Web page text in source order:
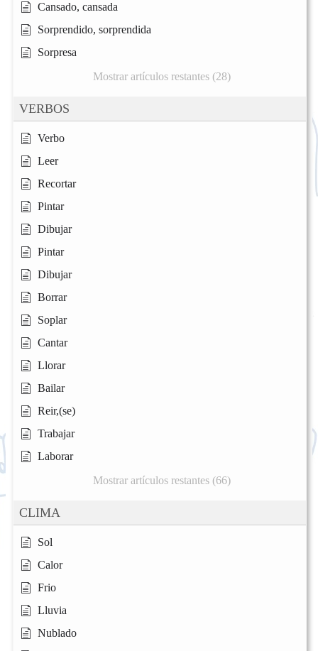
Cansado, cansada
Sorprendido, sorprendida
Sorpresa
Mostrar artículos restantes (28)
VERBOS
Verbo
Leer
Recortar
Pintar
Dibujar
Pintar
Dibujar
Borrar
Soplar
Cantar
Llorar
Bailar
Reir,(se)
Trabajar
Laborar
Mostrar artículos restantes (66)
CLIMA
Sol
Calor
Frio
Lluvia
Nublado